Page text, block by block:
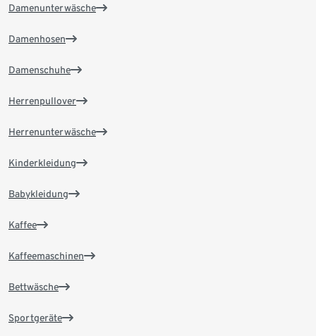
Damenunterwäsche
Damenhosen
Damenschuhe
Herrenpullover
Herrenunterwäsche
Kinderkleidung
Babykleidung
Kaffee
Kaffeemaschinen
Bettwäsche
Sportgeräte